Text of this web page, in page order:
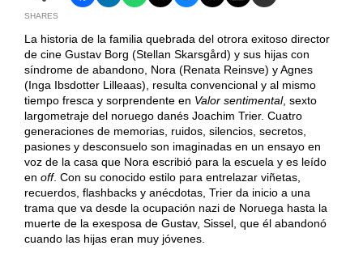
SHARES
La historia de la familia quebrada del otrora exitoso director
de cine Gustav Borg (Stellan Skarsgård) y sus hijas con
síndrome de abandono, Nora (Renata Reinsve) y Agnes
(Inga Ibsdotter Lilleaas), resulta convencional y al mismo
tiempo fresca y sorprendente en Valor sentimental, sexto
largometraje del noruego danés Joachim Trier. Cuatro
generaciones de memorias, ruidos, silencios, secretos,
pasiones y desconsuelo son imaginadas en un ensayo en
voz de la casa que Nora escribió para la escuela y es leído
en off. Con su conocido estilo para entrelazar viñetas,
recuerdos, flashbacks y anécdotas, Trier da inicio a una
trama que va desde la ocupación nazi de Noruega hasta la
muerte de la exesposa de Gustav, Sissel, que él abandonó
cuando las hijas eran muy jóvenes.